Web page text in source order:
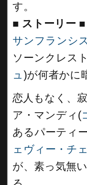
す。
■ ストーリー ■
サンフランシ
ソーンクレス
ュ)が何者かに
恋人もなく、
ア・マンディ(
あるパーティ
ェヴィー・チ
が、素っ気無